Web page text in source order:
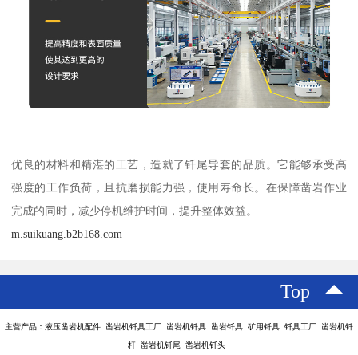
优良的材料和精湛的工艺，造就了钎尾导套的品质。它能够承受高
强度的工作负荷，且抗磨损能力强，使用寿命长。在保障凿岩作业
完成的同时，减少停机维护时间，提升整体效益。
m.suikuang.b2b168.com
Top
主营产品：液压凿岩机配件 凿岩机钎具工厂 凿岩机钎具 凿岩钎具 矿用钎具 钎具工厂 凿岩机钎
杆 凿岩机钎尾 凿岩机钎头